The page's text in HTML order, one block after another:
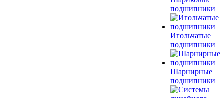
подшипники
Игольчатые
подшипники
Шарнирные
подшипники